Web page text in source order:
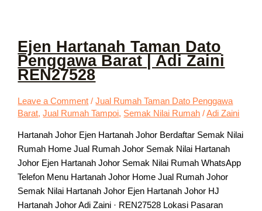
Ejen Hartanah Taman Dato
Penggawa Barat | Adi Zaini
REN27528
Leave a Comment /Jual Rumah Taman Dato Penggawa
Barat,Jual Rumah Tampoi, Semak Nilai Rumah /Adi Zaini
Hartanah Johor Ejen Hartanah Johor Berdaftar Semak Nilai
Rumah Home Jual Rumah Johor Semak Nilai Hartanah
Johor Ejen Hartanah Johor Semak Nilai Rumah WhatsApp
Telefon Menu Hartanah Johor Home Jual Rumah Johor
Semak Nilai Hartanah Johor Ejen Hartanah Johor HJ
Hartanah Johor Adi Zaini · REN27528 Lokasi Pasaran